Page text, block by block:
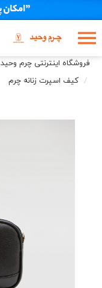
فروشگاه اینترنتی چرم وحید
کیف اسپرت زنانه چرم